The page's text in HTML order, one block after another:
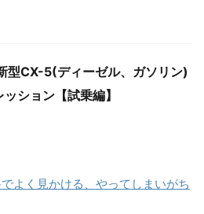
型CX-5(ディーゼル、ガソリン)
ション【試乗編】
よく見かける、やってしまいがち